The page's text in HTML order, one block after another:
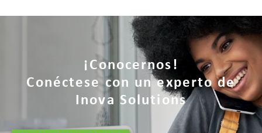
¡Conocernos!
Conéctese con un experto de
Inova Solutions